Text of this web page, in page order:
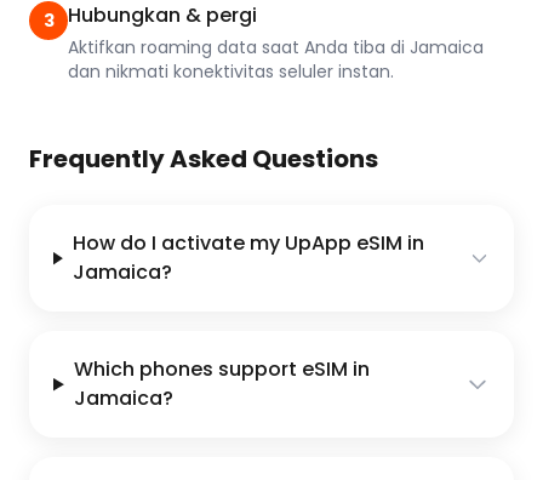
3 Hubungkan & pergi
Aktifkan roaming data saat Anda tiba di Jamaica
dan nikmati konektivitas seluler instan.
Frequently Asked Questions
How do I activate my UpApp eSIM in
Jamaica?
Which phones support eSIM in
Jamaica?